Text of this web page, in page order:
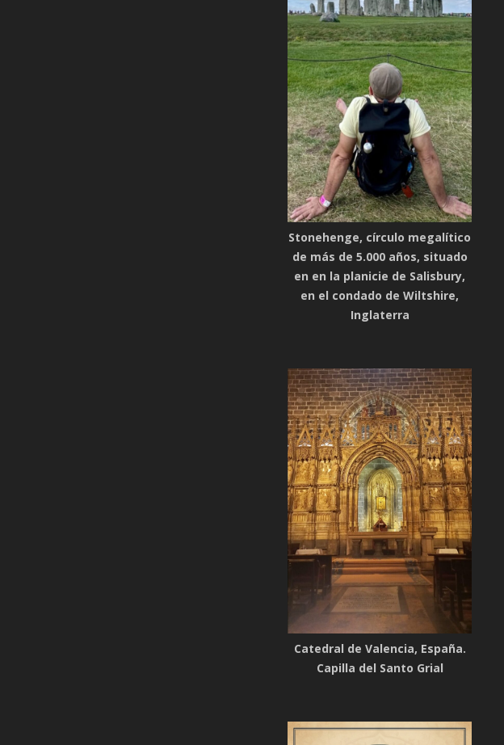
Stonehenge, círculo megalítico
de más de 5.000 años, situado
en en la planicie de Salisbury,
en el condado de Wiltshire,
Inglaterra
Catedral de Valencia, España.
Capilla del Santo Grial